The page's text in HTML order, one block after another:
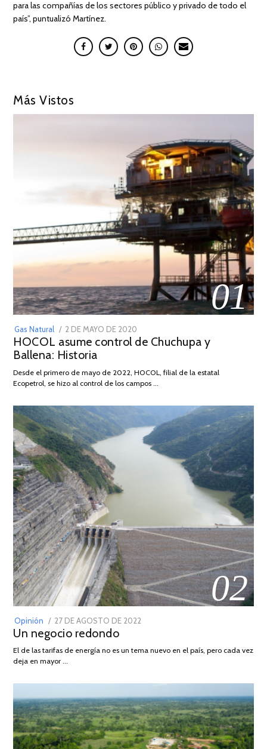
para las compañías de los sectores público y privado de todo el
país”, puntualizó Martínez.
Más Vistos
01
Gas Natural
POSTED
ON
2 DE MAYO DE 2020
DE
2026
HOCOL asume control de Chuchupa y
Ballena: Historia
Desde el primero de mayo de 2022, HOCOL, filial de la estatal
Ecopetrol, se hizo al control de los campos …
02
Opinión
POSTED
ON
27 DE AGOSTO DE 2022
DE
Un negocio redondo
El de las tarifas de energía no es un tema nuevo en el país, pero cada vez
deja en mayor …